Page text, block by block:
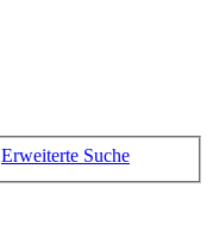
Erweiterte Suche